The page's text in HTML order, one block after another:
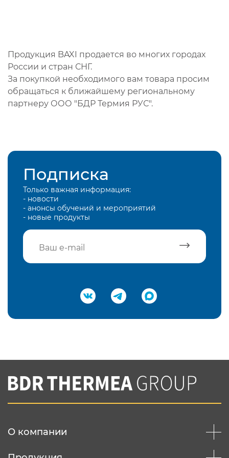
Продукция BAXI продается во многих городах
России и стран СНГ.
За покупкой необходимого вам товара просим
обращаться к ближайшему региональному
партнеру ООО "БДР Термия РУС".
Подписка
Только важная информация:
- новости
- анонсы обучений и мероприятий
- новые продукты
Подтвердить e-mail
Вы соглашаетесь с нашей политикой
конфеденциальности
О компании